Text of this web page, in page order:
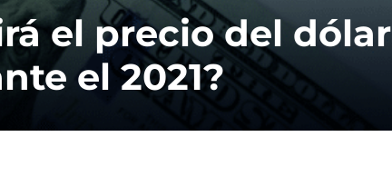
el precio del dólar
el 2021?